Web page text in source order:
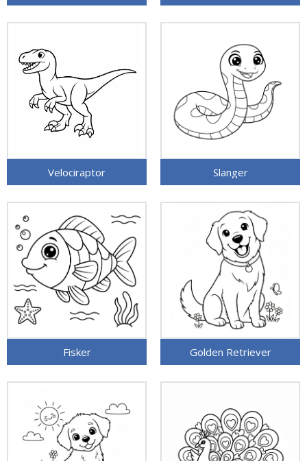
Velociraptor Slanger
Fisker Golden Retriever